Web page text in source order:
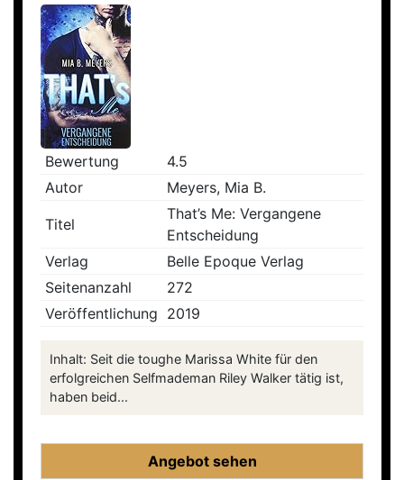
Bewertung
4.5
Autor
Meyers, Mia B.
Titel
That’s Me: Vergangene
Entscheidung
Verlag
Belle Epoque Verlag
Seitenanzahl
272
Veröffentlichung 2019
Inhalt: Seit die toughe Marissa White für den
erfolgreichen Selfmademan Riley Walker tätig ist,
haben beid...
Angebot sehen